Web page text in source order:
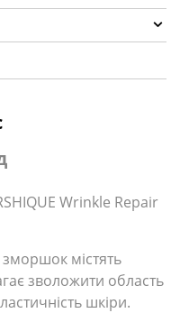
Wrinkle Repair
зморшок містять
зволожити область
шкіри.